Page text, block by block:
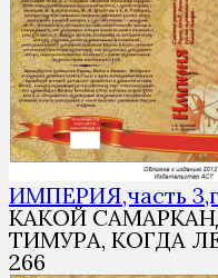
ИМПЕРИЯ,часть
КАКОЙ
ТИМУРА, КОГДА
266